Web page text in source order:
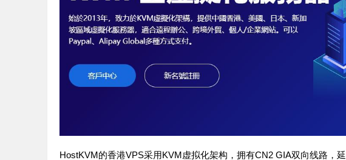
HostKVM的香港VPS采用KVM虚拟化架构，拥有CN2 GIA双向线路，